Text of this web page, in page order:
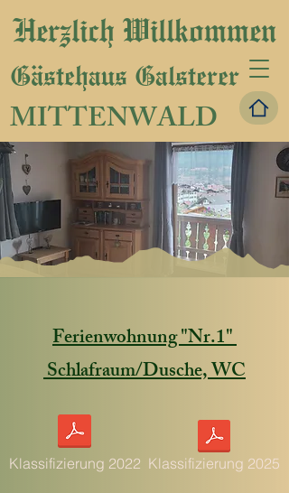
Herzlich Willkommen
Gästehaus Galsterer
MITTENWALD
Ferienwohnung "Nr.1"
Schlafraum/Dusche, WC
Klassifizierung 2022 Klassifizierung 2025